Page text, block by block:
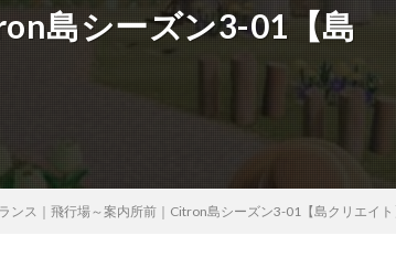
島シーズン3-01【島
ンス｜飛行場～案内所前｜Citron島シーズン3-01【島クリエイ